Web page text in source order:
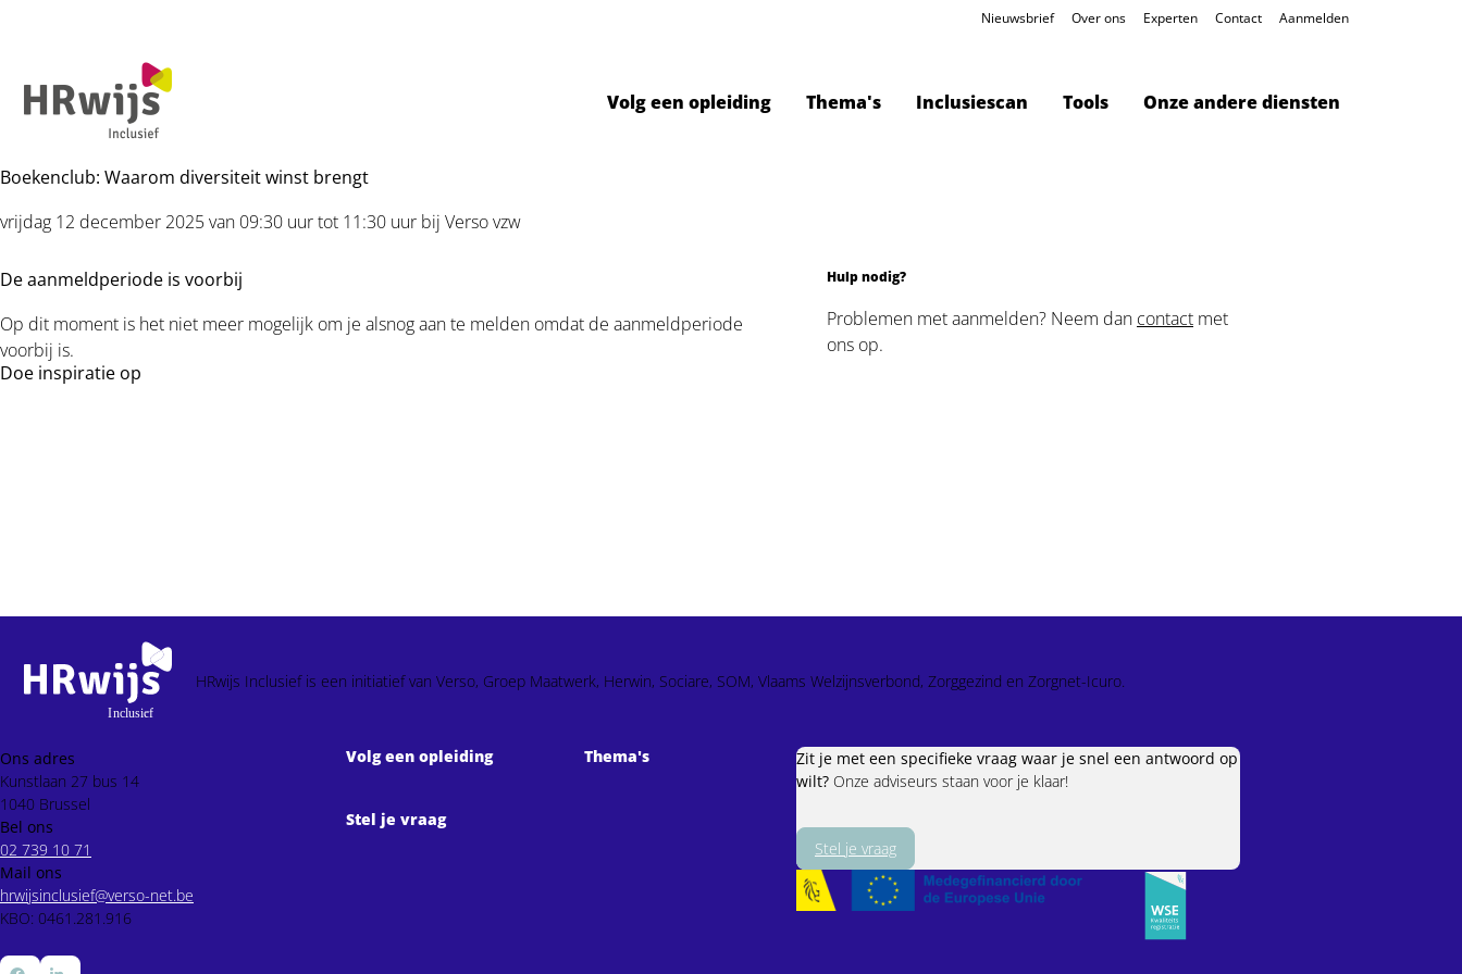
Volg een opleiding Thema's Inclusiescan Tools Onze andere diensten
Nieuwsbrief Over ons Experten Contact Aanmelden
Boekenclub: Waarom diversiteit winst brengt
vrijdag 12 december 2025 van 09:30 uur tot 11:30 uur bij Verso vzw
De aanmeldperiode is voorbij
Op dit moment is het niet meer mogelijk om je alsnog aan te melden omdat de aanmeldperiode
voorbij is.
Hulp nodig?
Problemen met aanmelden? Neem dan contact met
ons op.
Doe inspiratie op
HRwijs Inclusief is een initiatief van Verso, Groep Maatwerk, Herwin, Sociare, SOM, Vlaams Welzijnsverbond, Zorggezind en Zorgnet-Icuro.
Ons adres
Kunstlaan 27 bus 14
1040 Brussel
Bel ons
02 739 10 71
Mail ons
hrwijsinclusief@verso-net.be
KBO: 0461.281.916
Volg een opleiding Thema's
Stel je vraag
Zit je met een specifieke vraag waar je snel een antwoord op
wilt? Onze adviseurs staan voor je klaar!
Stel je vraag